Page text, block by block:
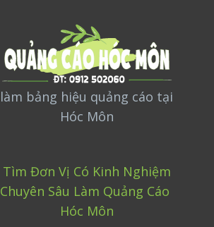
làm bảng hiệu quảng cáo tại
Hóc Môn
Tìm Đơn Vị Có Kinh Nghiệm
Chuyên Sâu Làm Quảng Cáo
Hóc Môn